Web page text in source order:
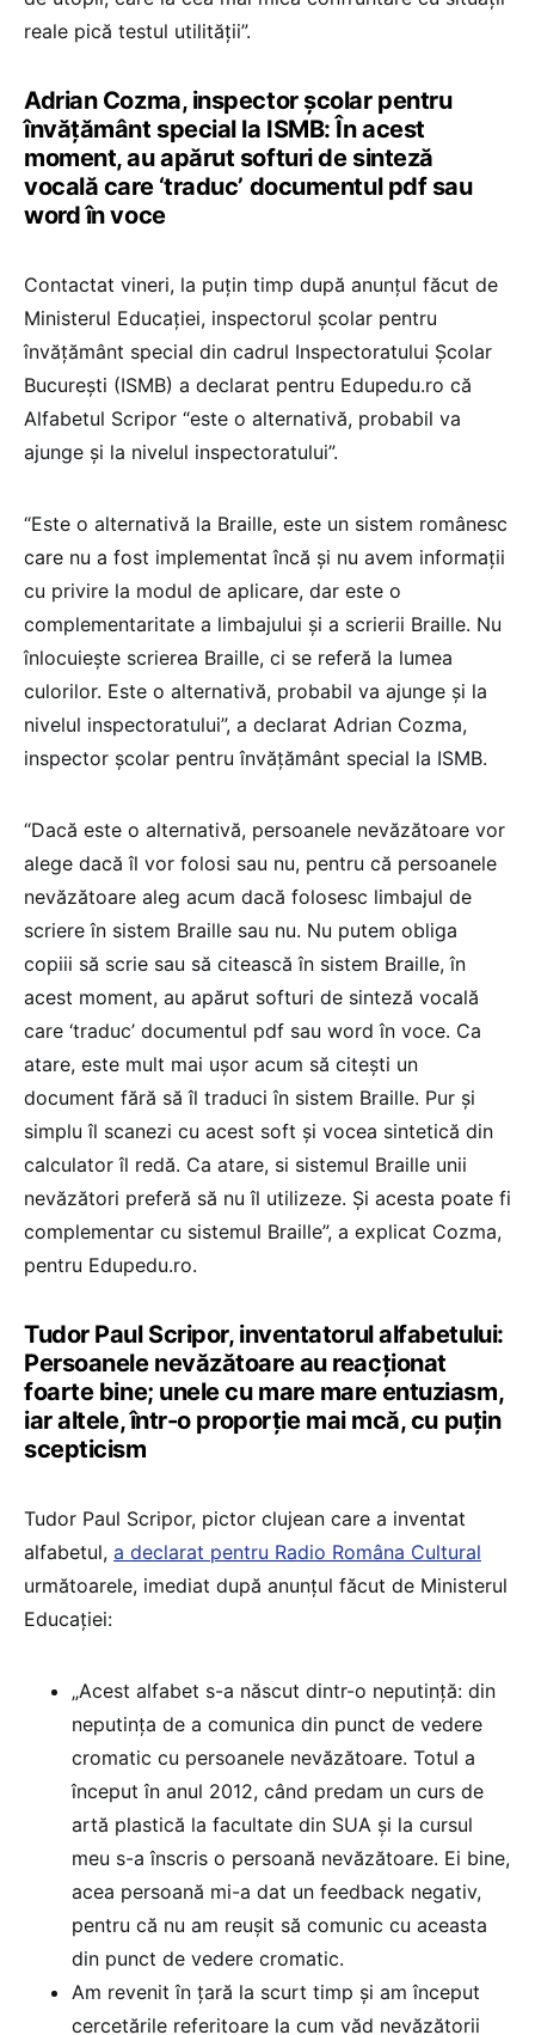
reale pică testul utilității”.
Adrian Cozma, inspector școlar pentru
învățământ special la ISMB: În acest
moment, au apărut softuri de sinteză
vocală care ‘traduc’ documentul pdf sau
word în voce
Contactat vineri, la puțin timp după anunțul făcut de
Ministerul Educației, inspectorul școlar pentru
învățământ special din cadrul Inspectoratului Școlar
București (ISMB) a declarat pentru Edupedu.ro că
Alfabetul Scripor “este o alternativă, probabil va
ajunge și la nivelul inspectoratului”.
“Este o alternativă la Braille, este un sistem românesc
care nu a fost implementat încă și nu avem informații
cu privire la modul de aplicare, dar este o
complementaritate a limbajului și a scrierii Braille. Nu
înlocuiește scrierea Braille, ci se referă la lumea
culorilor. Este o alternativă, probabil va ajunge și la
nivelul inspectoratului”, a declarat Adrian Cozma,
inspector școlar pentru învățământ special la ISMB.
“Dacă este o alternativă, persoanele nevăzătoare vor
alege dacă îl vor folosi sau nu, pentru că persoanele
nevăzătoare aleg acum dacă folosesc limbajul de
scriere în sistem Braille sau nu. Nu putem obliga
copiii să scrie sau să citească în sistem Braille, în
acest moment, au apărut softuri de sinteză vocală
care ‘traduc’ documentul pdf sau word în voce. Ca
atare, este mult mai ușor acum să citești un
document fără să îl traduci în sistem Braille. Pur și
simplu îl scanezi cu acest soft și vocea sintetică din
calculator îl redă. Ca atare, si sistemul Braille unii
nevăzători preferă să nu îl utilizeze. Și acesta poate fi
complementar cu sistemul Braille”, a explicat Cozma,
pentru Edupedu.ro.
Tudor Paul Scripor, inventatorul alfabetului:
Persoanele nevăzătoare au reacționat
foarte bine; unele cu mare mare entuziasm,
iar altele, într-o proporție mai mcă, cu puțin
scepticism
Tudor Paul Scripor, pictor clujean care a inventat
alfabetul, a declarat pentru Radio Româna Cultural
următoarele, imediat după anunțul făcut de Ministerul
Educației:
„Acest alfabet s-a născut dintr-o neputință: din
neputința de a comunica din punct de vedere
cromatic cu persoanele nevăzătoare. Totul a
început în anul 2012, când predam un curs de
artă plastică la facultate din SUA și la cursul
meu s-a înscris o persoană nevăzătoare. Ei bine,
acea persoană mi-a dat un feedback negativ,
pentru că nu am reușit să comunic cu aceasta
din punct de vedere cromatic.
Am revenit în țară la scurt timp și am început
cercetările referitoare la cum văd nevăzătorii